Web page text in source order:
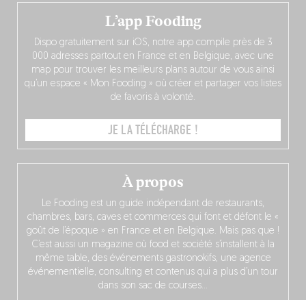
À propos
Le Fooding est un guide indépendant de restaurants,
chambres, bars, caves et commerces qui font et défont le «
goût de l’époque » en France et en Belgique. Mais pas que !
C’est aussi un magazine où food et société s’installent à la
même table, des événements gastronokifs, une agence
événementielle, consulting et contenus qui a plus d’un tour
dans son sac de courses…
L’app Fooding
Dispo gratuitement sur iOS, notre app compile près de 3
000 adresses partout en France et en Belgique, avec une
map pour trouver les meilleurs plans autour de vous ainsi
qu’un espace « Mon Fooding » où créer et partager vos listes
de favoris à volonté.
JE LA TÉLÉCHARGE !